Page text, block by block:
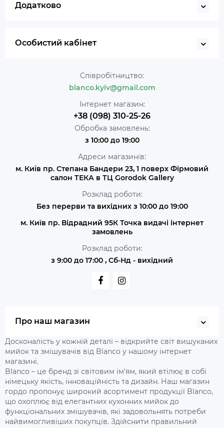
Додатково
Особистий кабінет
Співробітництво:
blanco.kyiv@gmail.com
Інтернет магазин:
+38 (098) 310-25-26
Обробка замовлень:
з 10:00 до 19:00
Адреси магазинів:
м. Київ пр. Степана Бандери 23, 1 поверх Фірмовий
салон ТЕКА в ТЦ Gorodok Gallery
Розклад роботи:
Без перерви та вихідних з 10:00 до 19:00
м. Київ пр. Відрадний 95К Точка видачі інтернет
замовлень
Розклад роботи:
з 9:00 до 17:00 , Сб-Нд - вихідний
Про наш магазин
Досконалість у кожній деталі – відкрийте світ вишуканих
мийок та змішувачів від Blanco у нашому інтернет
магазині.
Blanco – це бренд зі світовим ім'ям, який втілює в собі
німецьку якість, інноваційність та дизайн. Наш магазин
гордо пропонує широкий асортимент продукції Blanco,
що охоплює від елегантних кухонних мийок до
функціональних змішувачів, які задовольнять потреби
найвимогливіших покупців. Здійснити правильний